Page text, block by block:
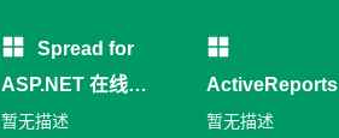
Spread for
ASP.NET 在线信
息填报系统演示
暂无描述
ActiveReports
暂无描述